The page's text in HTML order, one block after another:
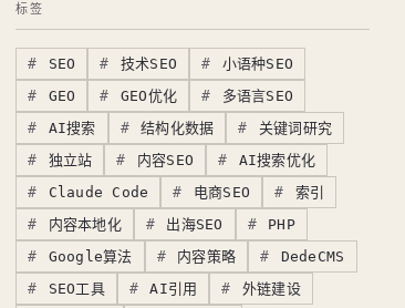
标签
SEO 技术SEO
小语种SEO
GEO
GEO优化
多语言SEO
AI搜索
结构化数据
关键词研究
独立站
内容SEO
AI搜索优化
Claude Code
电商SEO
索引
内容本地化
出海SEO
PHP
Google算法
内容策略
DedeCMS
SEO工具
AI引用
外链建设